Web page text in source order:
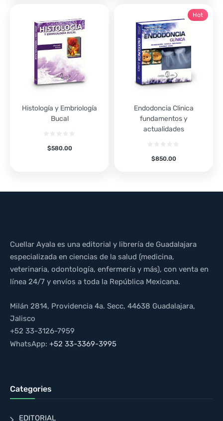
Histología y Embriología
Bucal
$580.00
Endodoncia Clinica
fundamentos y
actualidades
$850.00
Hot
Cuellar Ayala es una editorial y librería de Guadalajara
especializada en ciencias de la salud (medicina,
veterinaria, odontología, enfermería y más), con venta en
línea 24/7 y envíos a toda la República Mexicana.
Milán 2814, Providencia 4a. Secc, 44638 Guadalajara,
Jalisco
+52 33-3126-7959
WhatsApp: +52 33-3369-3995
Categories
EDITORIAL